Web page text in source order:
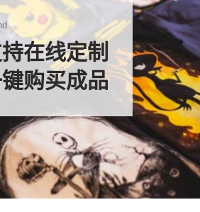
在线定制
购买成品